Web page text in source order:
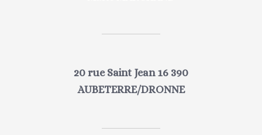
20 rue Saint Jean 16 390
AUBETERRE/DRONNE